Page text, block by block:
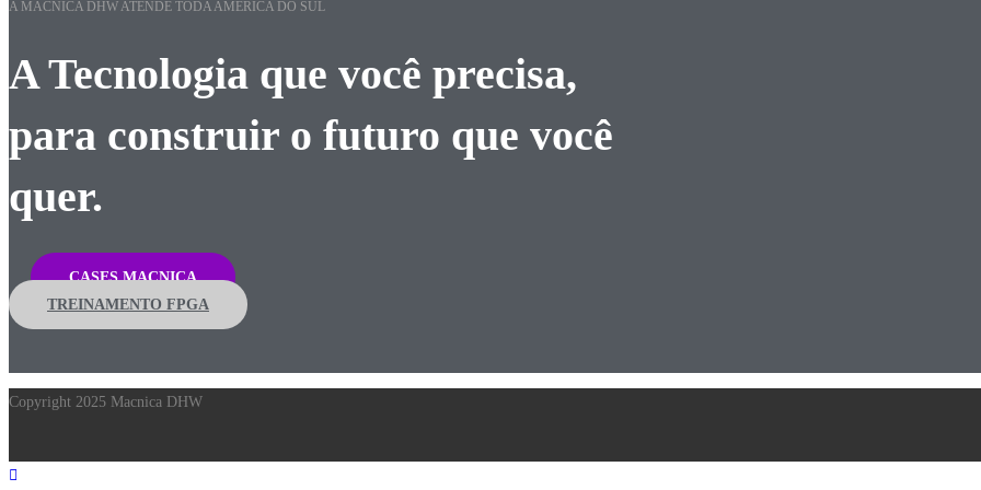
A MACNICA DHW ATENDE TODA AMÉRICA DO SUL
A Tecnologia que você precisa,
para construir o futuro que você
quer.
CASES MACNICA
TREINAMENTO FPGA
Copyright 2025 Macnica DHW